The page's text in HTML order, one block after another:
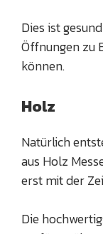
Dies ist
Öffnungen zu
können.
Holz
Natürlich
aus Holz
erst mit der
Die